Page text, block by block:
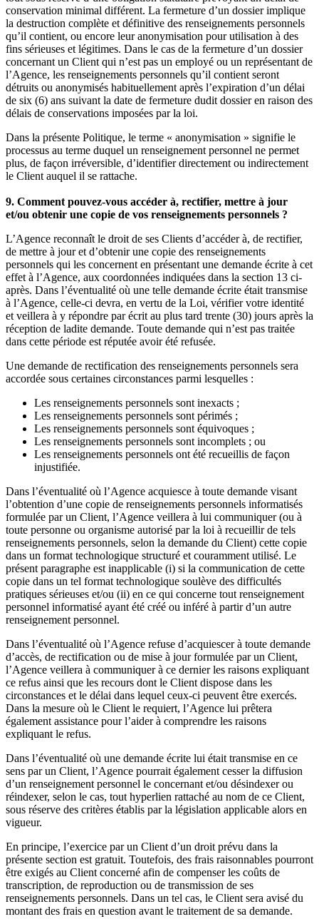
conservation minimal différent. La fermeture d’un dossier implique
la destruction complète et définitive des renseignements personnels
qu’il contient, ou encore leur anonymisation pour utilisation à des
fins sérieuses et légitimes. Dans le cas de la fermeture d’un dossier
concernant un Client qui n’est pas un employé ou un représentant de
l’Agence, les renseignements personnels qu’il contient seront
détruits ou anonymisés habituellement après l’expiration d’un délai
de six (6) ans suivant la date de fermeture dudit dossier en raison des
délais de conservations imposées par la loi.
Dans la présente Politique, le terme « anonymisation » signifie le
processus au terme duquel un renseignement personnel ne permet
plus, de façon irréversible, d’identifier directement ou indirectement
le Client auquel il se rattache.
9. Comment pouvez-vous accéder à, rectifier, mettre à jour
et/ou obtenir une copie de vos renseignements personnels ?
L’Agence reconnaît le droit de ses Clients d’accéder à, de rectifier,
de mettre à jour et d’obtenir une copie des renseignements
personnels qui les concernent en présentant une demande écrite à cet
effet à l’Agence, aux coordonnées indiquées dans la section 13 ci-
après. Dans l’éventualité où une telle demande écrite était transmise
à l’Agence, celle-ci devra, en vertu de la Loi, vérifier votre identité
et veillera à y répondre par écrit au plus tard trente (30) jours après la
réception de ladite demande. Toute demande qui n’est pas traitée
dans cette période est réputée avoir été refusée.
Une demande de rectification des renseignements personnels sera
accordée sous certaines circonstances parmi lesquelles :
Les renseignements personnels sont inexacts ;
Les renseignements personnels sont périmés ;
Les renseignements personnels sont équivoques ;
Les renseignements personnels sont incomplets ; ou
Les renseignements personnels ont été recueillis de façon
injustifiée.
Dans l’éventualité où l’Agence acquiesce à toute demande visant
l’obtention d’une copie de renseignements personnels informatisés
formulée par un Client, l’Agence veillera à lui communiquer (ou à
toute personne ou organisme autorisé par la loi à recueillir de tels
renseignements personnels, selon la demande du Client) cette copie
dans un format technologique structuré et couramment utilisé. Le
présent paragraphe est inapplicable (i) si la communication de cette
copie dans un tel format technologique soulève des difficultés
pratiques sérieuses et/ou (ii) en ce qui concerne tout renseignement
personnel informatisé ayant été créé ou inféré à partir d’un autre
renseignement personnel.
Dans l’éventualité où l’Agence refuse d’acquiescer à toute demande
d’accès, de rectification ou de mise à jour formulée par un Client,
l’Agence veillera à communiquer à ce dernier les raisons expliquant
ce refus ainsi que les recours dont le Client dispose dans les
circonstances et le délai dans lequel ceux-ci peuvent être exercés.
Dans la mesure où le Client le requiert, l’Agence lui prêtera
également assistance pour l’aider à comprendre les raisons
expliquant le refus.
Dans l’éventualité où une demande écrite lui était transmise en ce
sens par un Client, l’Agence pourrait également cesser la diffusion
d’un renseignement personnel le concernant et/ou désindexer ou
réindexer, selon le cas, tout hyperlien rattaché au nom de ce Client,
sous réserve des critères établis par la législation applicable alors en
vigueur.
En principe, l’exercice par un Client d’un droit prévu dans la
présente section est gratuit. Toutefois, des frais raisonnables pourront
être exigés au Client concerné afin de compenser les coûts de
transcription, de reproduction ou de transmission de ses
renseignements personnels. Dans un tel cas, le Client sera avisé du
montant des frais en question avant le traitement de sa demande.